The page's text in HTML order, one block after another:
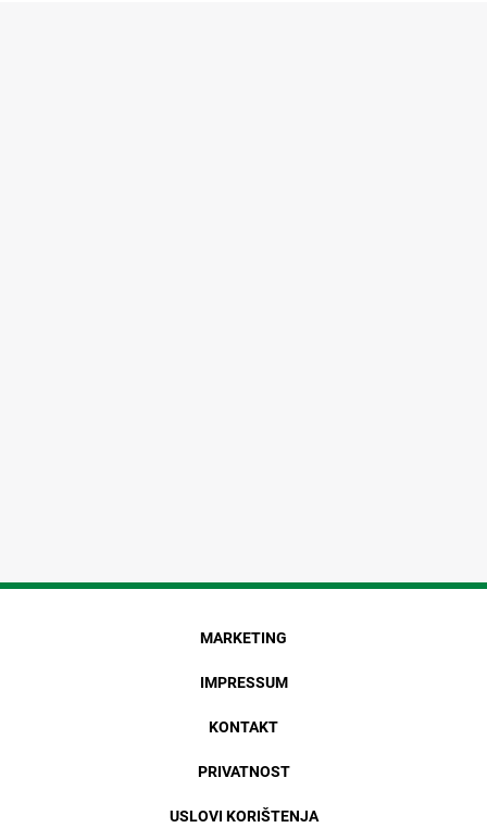
MARKETING
IMPRESSUM
KONTAKT
PRIVATNOST
USLOVI KORIŠTENJA